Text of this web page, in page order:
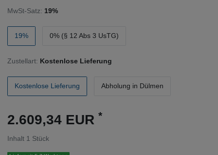
MwSt-Satz: 19%
19% 0% (§ 12 Abs 3 UsTG)
Zustellart: Kostenlose Lieferung
Kostenlose Lieferung Abholung in Dülmen
2.609,34 EUR *
Inhalt 1 Stück